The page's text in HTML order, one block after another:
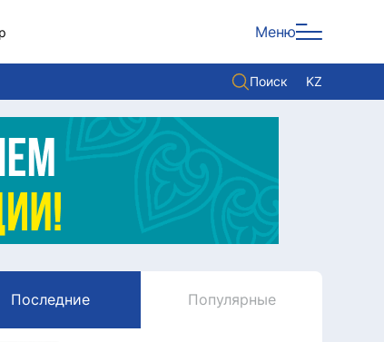
Меню
Поиск KZ
Политика
Экономика
Культура
Служба Комплаенс
Служу стране
Последние Популярные